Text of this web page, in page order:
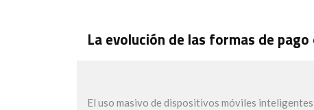
La evolución de las formas de pago
El uso masivo de dispositivos móviles